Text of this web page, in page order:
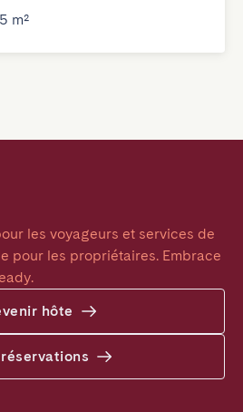
m²
les voyageurs et services de
pour les propriétaires. Embrace
hôte